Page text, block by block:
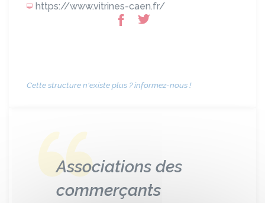
https://www.vitrines-caen.fr/
Cette structure n'existe plus ? informez-nous !
Associations des
commerçants